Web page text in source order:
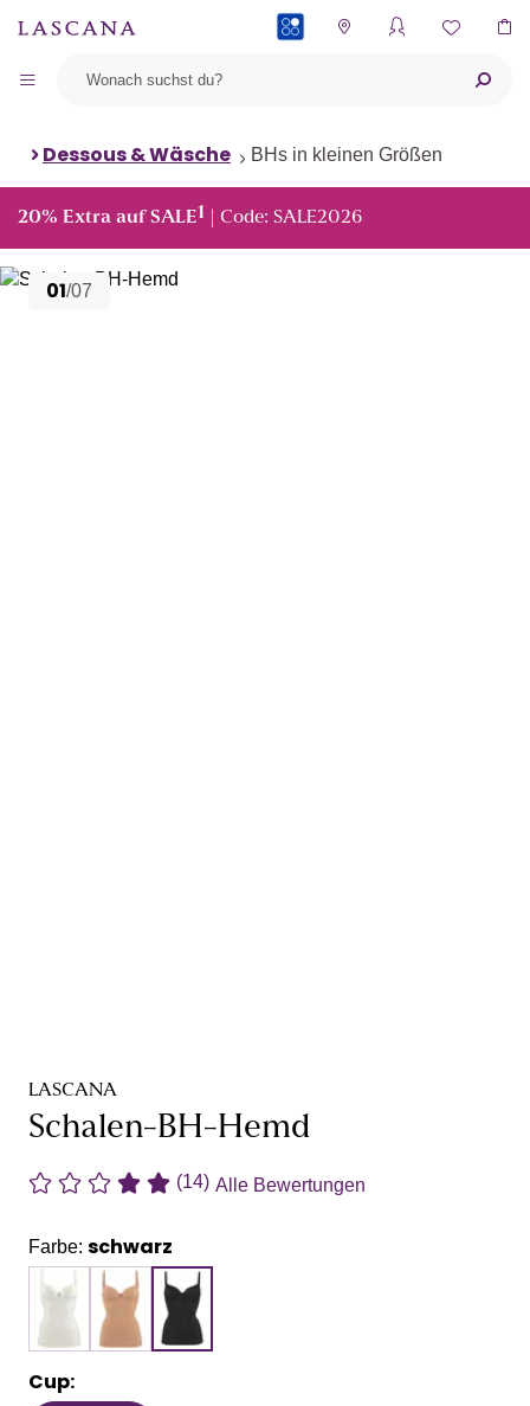
Dessous & Wäsche BHs in kleinen Größen
20% Extra auf SALE1 | Code: SALE2026
01/07
LASCANA
Schalen-BH-Hemd
(14) Alle Bewertungen
Farbe: schwarz
Cup: